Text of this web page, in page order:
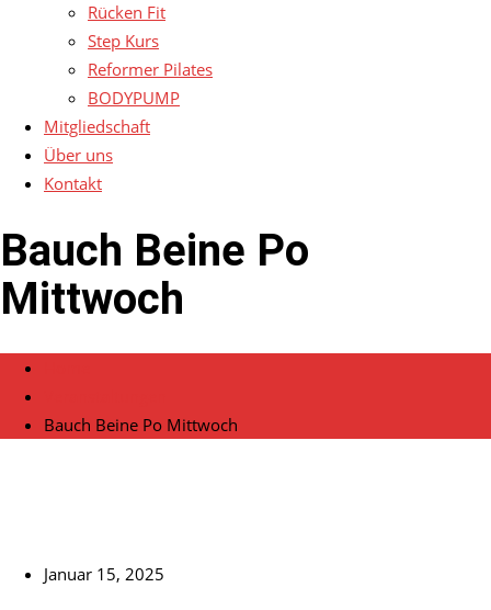
Rücken Fit
Step Kurs
Reformer Pilates
BODYPUMP
Mitgliedschaft
Über uns
Kontakt
Bauch Beine Po
Mittwoch
Bauch Beine Po Mittwoch
Januar 15, 2025